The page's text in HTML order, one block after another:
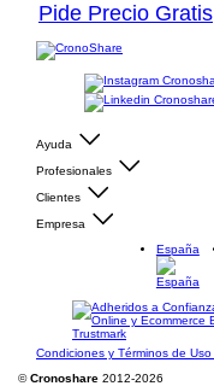
Pide Precio Gratis
Ayuda
Profesionales
Clientes
Empresa
España
Condiciones y Términos de Uso
©Cronoshare 2012-2026